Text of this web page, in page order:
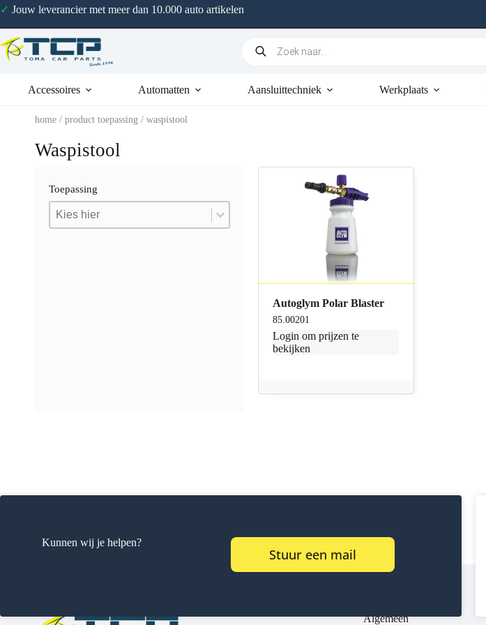
✓ Jouw leverancier met meer dan 10.000 auto artikelen
Accessoires Automatten Aansluittechniek Werkplaats
home / product toepassing / waspistool
Waspistool
Toepassing
Toepassing
Toepassing
Toepassing
Autoglym Polar Blaster
85.00201
Login om prijzen te
bekijken
Kunnen wij je helpen?
Stuur een mail
Algemeen